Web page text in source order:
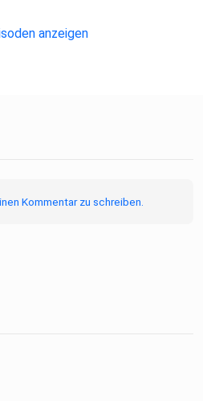
anzeigen
Kommentar zu schreiben.